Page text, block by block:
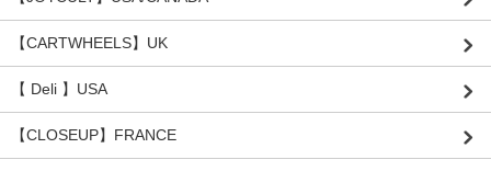
【CARTWHEELS】UK
【 Deli 】USA
【CLOSEUP】FRANCE